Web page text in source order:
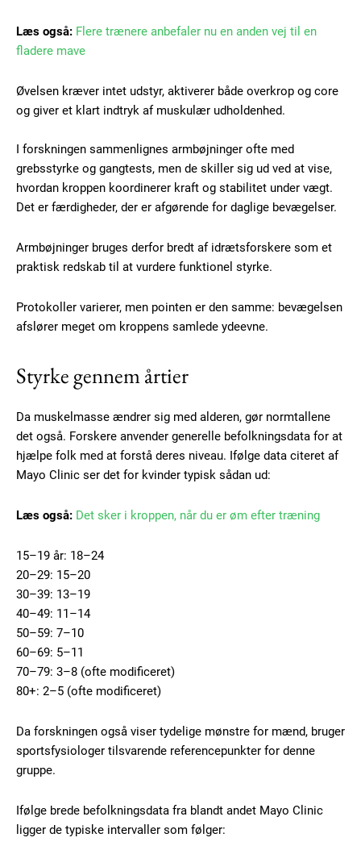
Læs også: Flere trænere anbefaler nu en anden vej til en
fladere mave
Øvelsen kræver intet udstyr, aktiverer både overkrop og core
og giver et klart indtryk af muskulær udholdenhed.
I forskningen sammenlignes armbøjninger ofte med
grebsstyrke og gangtests, men de skiller sig ud ved at vise,
hvordan kroppen koordinerer kraft og stabilitet under vægt.
Det er færdigheder, der er afgørende for daglige bevægelser.
Armbøjninger bruges derfor bredt af idrætsforskere som et
praktisk redskab til at vurdere funktionel styrke.
Protokoller varierer, men pointen er den samme: bevægelsen
afslører meget om kroppens samlede ydeevne.
Styrke gennem årtier
Da muskelmasse ændrer sig med alderen, gør normtallene
det også. Forskere anvender generelle befolkningsdata for at
hjælpe folk med at forstå deres niveau. Ifølge data citeret af
Mayo Clinic ser det for kvinder typisk sådan ud:
Læs også: Det sker i kroppen, når du er øm efter træning
15–19 år: 18–24
20–29: 15–20
30–39: 13–19
40–49: 11–14
50–59: 7–10
60–69: 5–11
70–79: 3–8 (ofte modificeret)
80+: 2–5 (ofte modificeret)
Da forskningen også viser tydelige mønstre for mænd, bruger
sportsfysiologer tilsvarende referencepunkter for denne
gruppe.
Ifølge brede befolkningsdata fra blandt andet Mayo Clinic
ligger de typiske intervaller som følger: